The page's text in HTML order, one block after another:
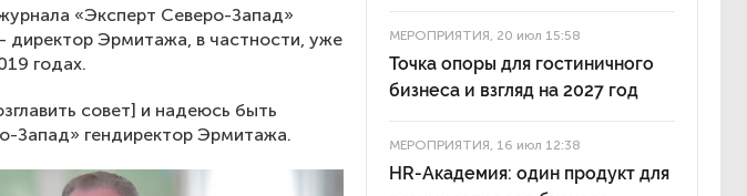
«Эксперт Северо-Запад»
директор Эрмитажа, в частности, уже
годах.
совет] и надеюсь быть
Запад» гендиректор Эрмитажа.
МЕРОПРИЯТИЯ, 20 июл 15:58
Точка опоры для гостиничного
бизнеса и взгляд на 2027 год
МЕРОПРИЯТИЯ, 16 июл 12:38
HR-Академия: один продукт для